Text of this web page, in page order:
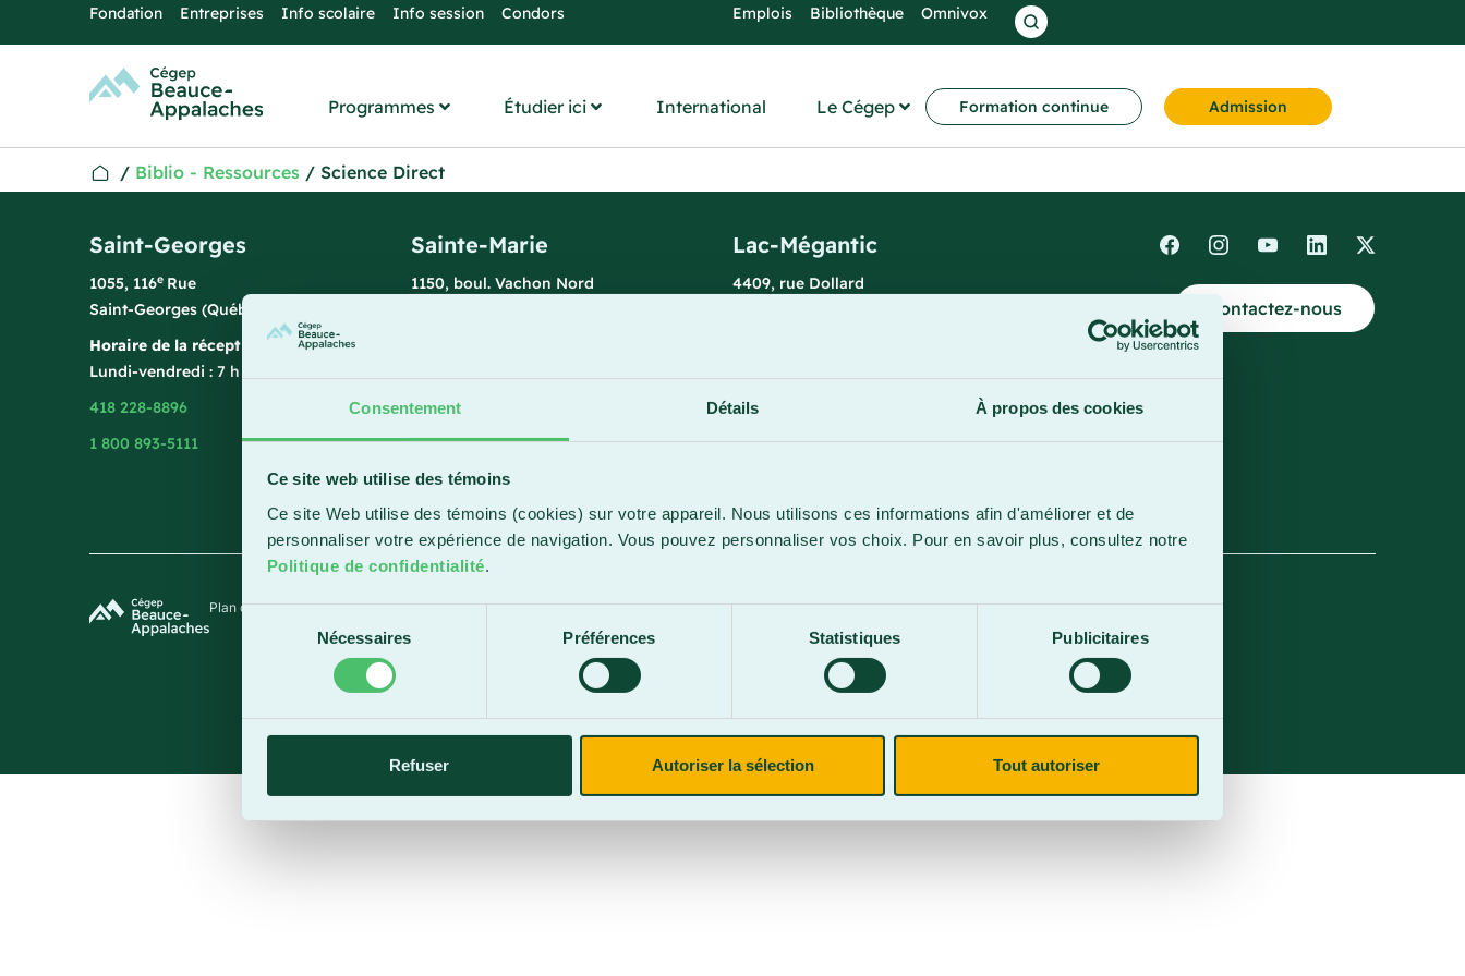
Consentement Détails À propos des cookies
Ce site web utilise des témoins
Ce site Web utilise des témoins (cookies) sur votre appareil. Nous utilisons ces informations afin d'améliorer et de
personnaliser votre expérience de navigation. Vous pouvez personnaliser vos choix. Pour en savoir plus, consultez notre
Politique de confidentialité.
Sélection
consentement
Nécessaires Préférences Statistiques Publicitaires
Refuser Autoriser la sélection Tout autoriser
Fondation Entreprises Info scolaire Info session Condors Emplois Bibliothèque Omnivox
Programmes Étudier ici International Le Cégep Formation continue Admission
/ Biblio - Ressources / Science Direct
Saint-Georges
1055, 116e Rue
Saint-Georges (Québec) G5Y 3G1
Horaire de la réception
Lundi-vendredi : 7 h 45 à 15 h 45
418 228-8896
1 800 893-5111
Sainte-Marie
1150, boul. Vachon Nord
418 387-8896
Lac-Mégantic
4409, rue Dollard
819 583-5432
Contactez-nous
Plan du siteTermes et conditionsPolitique de confidentialitéSite web parParkour3 Expert HubSpot